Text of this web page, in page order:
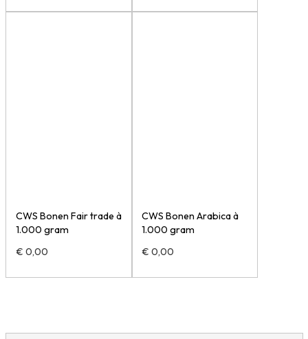
CWS Bonen Fair trade à
1.000 gram
€ 0,00
CWS Bonen Arabica à
1.000 gram
€ 0,00